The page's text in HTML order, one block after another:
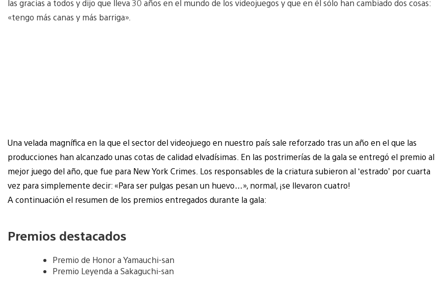
las gracias a todos y dijo que lleva 30 años en el mundo de los videojuegos y que en él sólo han cambiado dos cosas:
«tengo más canas y más barriga».
Una velada magnífica en la que el sector del videojuego en nuestro país sale reforzado tras un año en el que las
producciones han alcanzado unas cotas de calidad elvadísimas. En las postrimerías de la gala se entregó el premio al
mejor juego del año, que fue para New York Crimes. Los responsables de la criatura subieron al ‘estrado’ por cuarta
vez para simplemente decir: «Para ser pulgas pesan un huevo…», normal, ¡se llevaron cuatro!
A continuación el resumen de los premios entregados durante la gala:
Premios destacados
Premio de Honor a Yamauchi-san
Premio Leyenda a Sakaguchi-san